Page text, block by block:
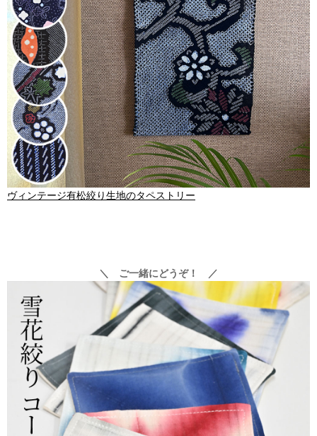
ヴィンテージ有松絞り生地のタペストリー
＼ ご一緒にどうぞ！ ／